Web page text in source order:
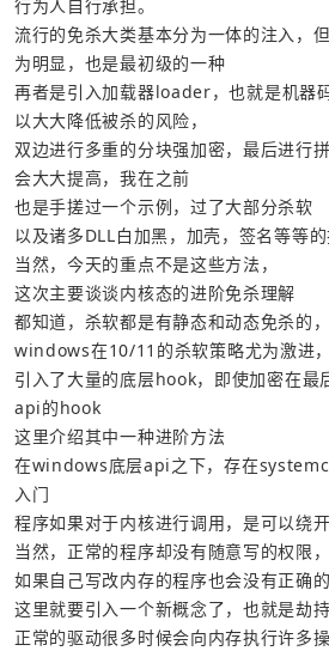
行为人自行承担。
流行的免杀大类基本分为一体的注入，
为明显，也是最初级的一种
再者是引入加载器loader，也就是机器
以大大降低被杀的风险，
双边进行多重的分块强加密，最后进行
会大大提高，我在之前
也是手搓过一个示例，过了大部分杀软
以及诸多DLL白加黑，加壳，签名等等
当然，今天的重点不是这些方法，
这次主要谈谈内核态的进阶免杀理解
都知道，杀软都是有静态和动态免杀的
windows在10/11的杀软策略尤为激进，
引入了大量的底层hook，即使加密在最
api的hook
这里介绍其中一种进阶方法
在windows底层api之下，存在
入门
程序如果对于内核进行调用，是可以绕
当然，正常的程序却没有随意写的权限，
如果自己写改内存的程序也会没有正确
这里就要引入一个新概念了，也就是
正常的驱动很多时候会向内存执行许多操